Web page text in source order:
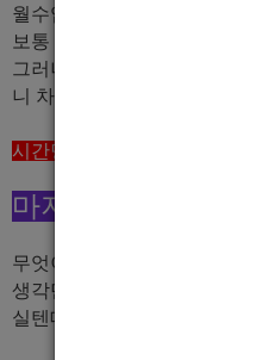
월수입으로 따지자면 천차만
보통 400~500은 기본적으로
그러나 이일 자체가 가게외
니 차차 알아가시면 됩니다.
시간당 6만원
마지막으로
무엇이든 시작함이 가장 중요
생각만 하시지 마시고 나오
실텐데요.